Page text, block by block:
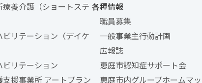
療養介護（ショートステ
ビリテーション（デイケ
ビリテーション
援事業所 アートプラン
各種情報
職員募集
一般事業主行動計画
広報誌
恵庭市認知症サポート会
恵庭市内グループホームマッ